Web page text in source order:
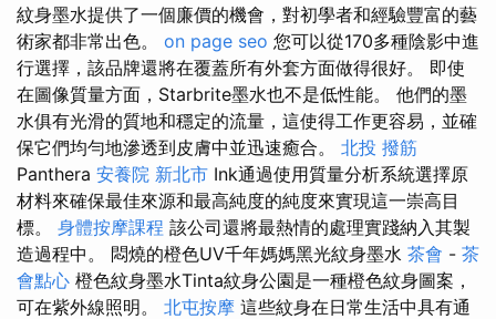
紋身墨水提供了一個廉價的機會，對初學者和經驗豐富的藝
術家都非常出色。 on page seo 您可以從170多種陰影中進
行選擇，該品牌還將在覆蓋所有外套方面做得很好。 即使
在圖像質量方面，Starbrite墨水也不是低性能。 他們的墨
水俱有光滑的質地和穩定的流量，這使得工作更容易，並確
保它們均勻地滲透到皮膚中並迅速癒合。 北投 撥筋
Panthera 安養院 新北市 Ink通過使用質量分析系統選擇原
材料來確保最佳來源和最高純度的純度來實現這一崇高目
標。 身體按摩課程 該公司還將最熱情的處理實踐納入其製
造過程中。 悶燒的橙色UV千年媽媽黑光紋身墨水 茶會 - 茶
會點心 橙色紋身墨水Tinta紋身公園是一種橙色紋身圖案，
可在紫外線照明。 北屯按摩 這些紋身在日常生活中具有通